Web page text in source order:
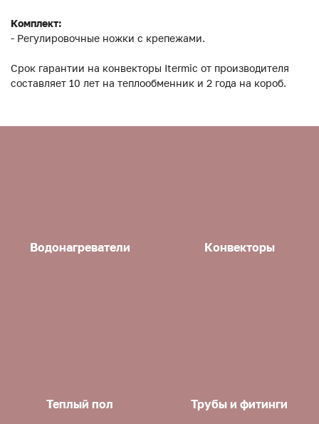
Комплект:
- Регулировочные ножки с крепежами.
Срок гарантии на конвекторы Itermic от производителя
составляет 10 лет на теплообменник и 2 года на короб.
Водонагреватели Конвекторы
Теплый пол Трубы и фитинги